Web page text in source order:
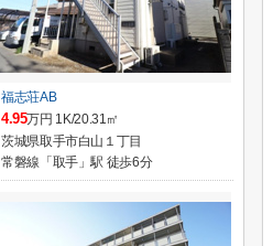
福志荘AB
4.95万円 1K/20.31㎡
茨城県取手市白山１丁目
常磐線「取手」駅 徒歩6分